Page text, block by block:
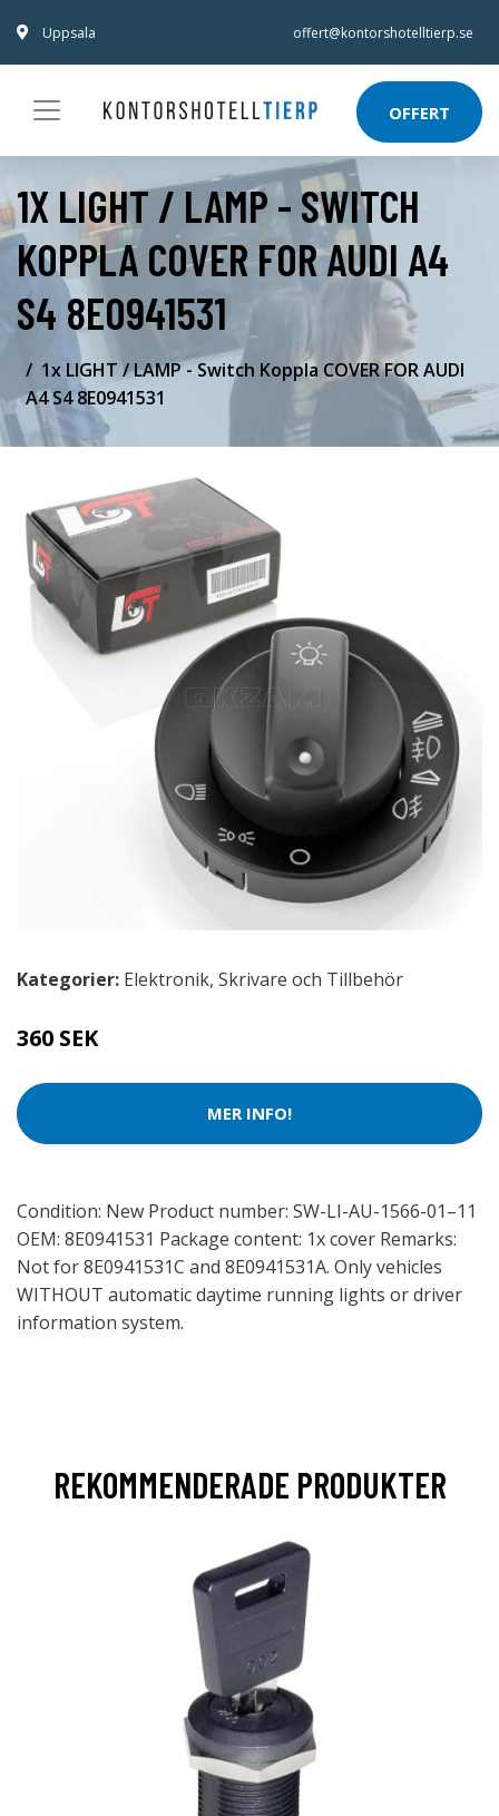
Uppsala offert@kontorshotelltierp.se
OFFERT
1X LIGHT / LAMP - SWITCH
KOPPLA COVER FOR AUDI A4
S4 8E0941531
1x LIGHT / LAMP - Switch Koppla COVER FOR AUDI
A4 S4 8E0941531
Kategorier: Elektronik, Skrivare och Tillbehör
360 SEK
MER INFO!
Condition: New Product number: SW-LI-AU-1566-01–11
OEM: 8E0941531 Package content: 1x cover Remarks:
Not for 8E0941531C and 8E0941531A. Only vehicles
WITHOUT automatic daytime running lights or driver
information system.
REKOMMENDERADE PRODUKTER